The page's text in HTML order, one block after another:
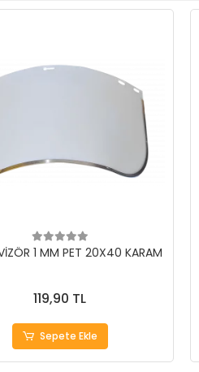
1 MM PET 20X40 KARAM
119,90 TL
Sepete Ekle